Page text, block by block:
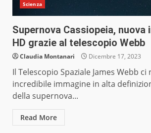
Scienza
Supernova Cassiopeia, nuova
HD grazie al telescopio Webb
Claudia Montanari Dicembre 17, 2023
Il Telescopio Spaziale James Webb ci
incredibile immagine in alta
della supernova...
Read More